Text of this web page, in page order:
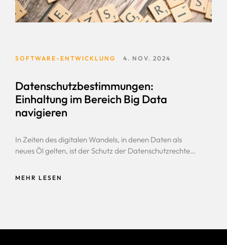
SOFTWARE-ENTWICKLUNG 4. NOV. 2024
Datenschutzbestimmungen:
Einhaltung im Bereich Big Data
navigieren
In Zeiten des digitalen Wandels, in denen Daten als
neues Öl gelten, ist der Schutz der Datenschutzrechte
tiefgreifendes Verständnis der Gesetze wie der
MEHR LESEN